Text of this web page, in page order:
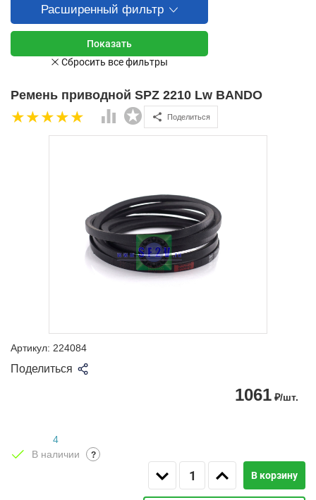
Расширенный фильтр
Ремень приводной SPZ 2210 Lw BANDO
Поделиться
Артикул: 224084
Поделиться
1061 ₽/шт.
4
В наличии
?
В корзину